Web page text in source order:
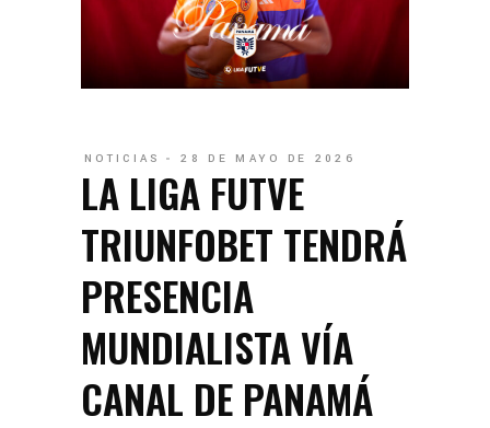
NOTICIAS 28 DE MAYO DE 2026
LA LIGA FUTVE
TRIUNFOBET TENDRÁ
PRESENCIA
MUNDIALISTA VÍA
CANAL DE PANAMÁ